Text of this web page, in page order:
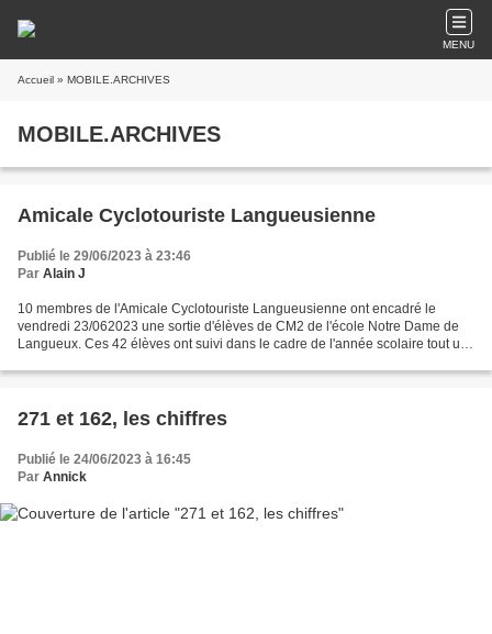
MENU
Accueil » MOBILE.ARCHIVES
MOBILE.ARCHIVES
Amicale Cyclotouriste Langueusienne
Publié le 29/06/2023 à 23:46
Par Alain J
10 membres de l'Amicale Cyclotouriste Langueusienne ont encadré le
vendredi 23/062023 une sortie d'élèves de CM2 de l'école Notre Dame de
Langueux. Ces 42 élèves ont suivi dans le cadre de l'année scolaire tout un
271 et 162, les chiffres
Publié le 24/06/2023 à 16:45
Par Annick